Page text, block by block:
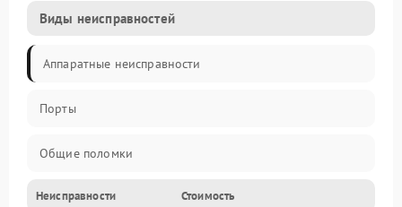
Виды неисправностей
Аппаратные неисправности
Порты
Общие поломки
Устройства
Неисправности Стоимость